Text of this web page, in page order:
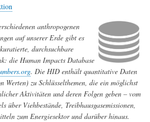
anthropogenen
auf unserer Erde gibt es
durchsuchbare
die Human Impacts Database
. Die HID enthält quantitative Daten
Werten) zu Schlüsselthemen, die ein möglichst
Aktivitäten und deren Folgen geben – vom
über Viehbestände, Treibhausgasemissionen,
zum Energiesektor und darüber hinaus.